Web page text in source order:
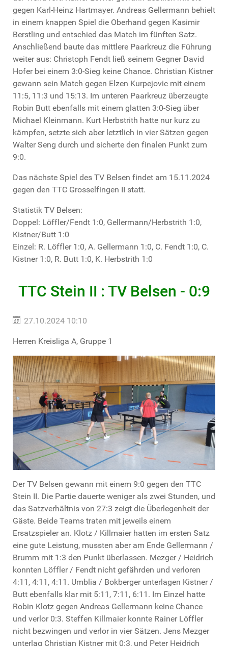
gegen Karl-Heinz Hartmayer. Andreas Gellermann behielt
in einem knappen Spiel die Oberhand gegen Kasimir
Berstling und entschied das Match im fünften Satz.
Anschließend baute das mittlere Paarkreuz die Führung
weiter aus: Christoph Fendt ließ seinem Gegner David
Hofer bei einem 3:0-Sieg keine Chance. Christian Kistner
gewann sein Match gegen Elzen Kurpejovic mit einem
11:5, 11:3 und 15:13. Im unteren Paarkreuz überzeugte
Robin Butt ebenfalls mit einem glatten 3:0-Sieg über
Michael Kleinmann. Kurt Herbstrith hatte nur kurz zu
kämpfen, setzte sich aber letztlich in vier Sätzen gegen
Walter Seng durch und sicherte den finalen Punkt zum
9:0.
Das nächste Spiel des TV Belsen findet am 15.11.2024
gegen den TTC Grosselfingen II statt.
Statistik TV Belsen:
Doppel: Löffler/Fendt 1:0, Gellermann/Herbstrith 1:0,
Kistner/Butt 1:0
Einzel: R. Löffler 1:0, A. Gellermann 1:0, C. Fendt 1:0, C.
Kistner 1:0, R. Butt 1:0, K. Herbstrith 1:0
TTC Stein II : TV Belsen - 0:9
27.10.2024 10:10
Herren Kreisliga A, Gruppe 1
Der TV Belsen gewann mit einem 9:0 gegen den TTC
Stein II. Die Partie dauerte weniger als zwei Stunden, und
das Satzverhältnis von 27:3 zeigt die Überlegenheit der
Gäste. Beide Teams traten mit jeweils einem
Ersatzspieler an. Klotz / Killmaier hatten im ersten Satz
eine gute Leistung, mussten aber am Ende Gellermann /
Brumm mit 1:3 den Punkt überlassen. Mezger / Heidrich
konnten Löffler / Fendt nicht gefährden und verloren
4:11, 4:11, 4:11. Umblia / Bokberger unterlagen Kistner /
Butt ebenfalls klar mit 5:11, 7:11, 6:11. Im Einzel hatte
Robin Klotz gegen Andreas Gellermann keine Chance
und verlor 0:3. Steffen Killmaier konnte Rainer Löffler
nicht bezwingen und verlor in vier Sätzen. Jens Mezger
unterlag Christian Kistner mit 0:3, und Peter Heidrich